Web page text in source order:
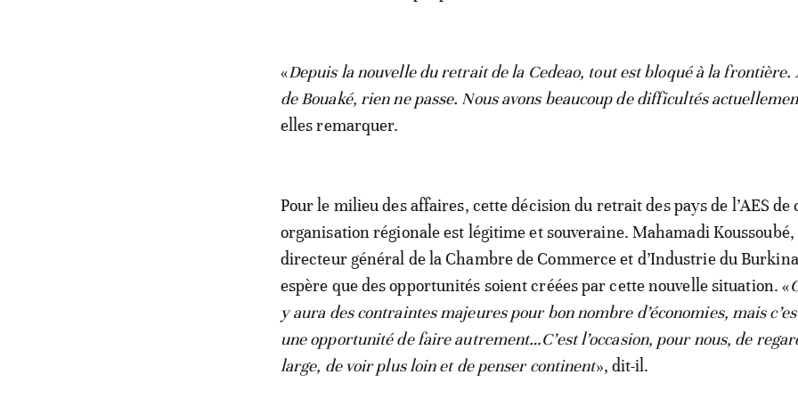
«Depuis la nouvelle du retrait de la Cedeao, tout est bloqué à la
de Bouaké, rien ne passe. Nous avons beaucoup de difficultés
elles remarquer.
Pour le milieu des affaires, cette décision du retrait des pays de l’AES de
organisation régionale est légitime et souveraine. Mahamadi Koussoubé,
directeur général de la Chambre de Commerce et d’Industrie du
espère que des opportunités soient créées par cette nouvelle situation. «
y aura des contraintes majeures pour bon nombre d’économies, mais
une opportunité de faire autrement…C’est l’occasion, pour nous, de
large, de voir plus loin et de penser continent», dit-il.